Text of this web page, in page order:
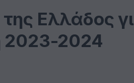
Ελλάδος
2023-2024